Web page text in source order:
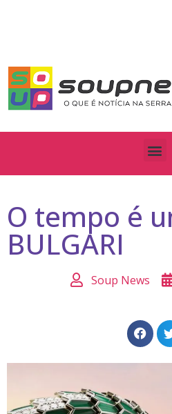
O tempo é
BULGARI
Soup News